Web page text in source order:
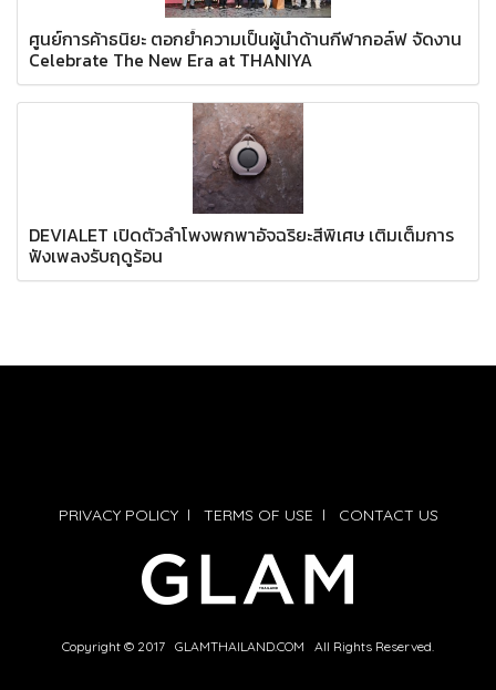
ศูนย์การค้าธนิยะ ตอกย้ำความเป็นผู้นำด้านกีฬากอล์ฟ จัดงาน
Celebrate The New Era at THANIYA
DEVIALET เปิดตัวลำโพงพกพาอัจฉริยะสีพิเศษ เติมเต็มการ
ฟังเพลงรับฤดูร้อน
PRIVACY POLICYl TERMS OF USE l CONTACT US
Copyright © 2017 GLAMTHAILAND.COM All Rights Reserved.